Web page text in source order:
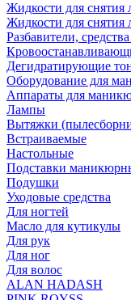
Жидкости для снятия
Жидкости для снятия
Разбавители,
Дегидратирующие
Оборудование для
Аппараты для
Лампы
Вытяжки
Встраиваемые
Настольные
Подставки
Подушки
Уходовые средства
Для ногтей
Масло для кутикулы
Для рук
Для ног
Для волос
ALAN HADASH